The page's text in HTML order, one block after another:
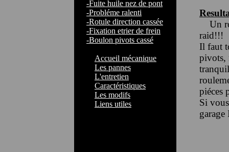
-Fuite huile nez de pont
-Probléme ralenti
-Rotule direction cassée
-Fixation etrier de frein
-Boulon pivots cassé
Accueil mécanique
Les pannes
L'entretien
Caractéristiques
Les modifs
Liens utiles
Un
raid!!!
Il faut
pivots,
piéces
Si